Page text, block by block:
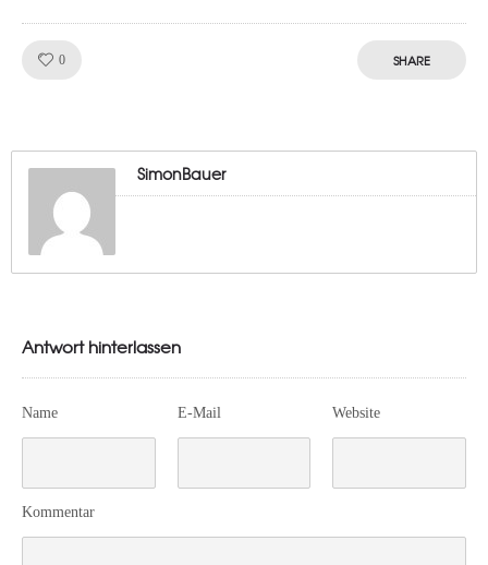
0 SHARE
SimonBauer
Antwort hinterlassen
Name E-Mail Website
Kommentar